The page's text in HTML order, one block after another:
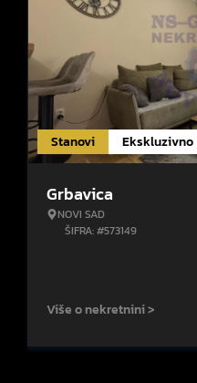
Stanovi Ekskluzivno
Grbavica
NOVI SAD
ŠIFRA: #573149
Više o nekretnini >